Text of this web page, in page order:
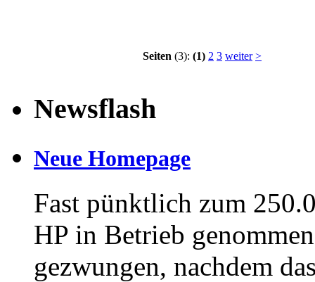
Seiten (3): (1) 2 3 weiter >
Newsflash
Neue Homepage
Fast pünktlich zum
HP in Betrieb
gezwungen, nachdem